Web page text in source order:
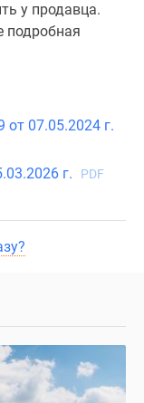
у продавца.
подробная
07.05.2024 г.
г.
PDF